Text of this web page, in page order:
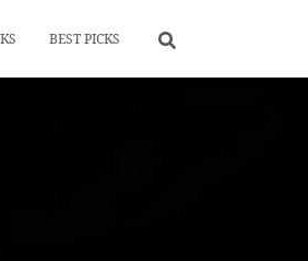
BEST PICKS